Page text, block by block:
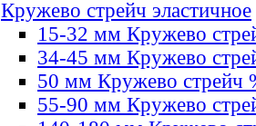
Кружево стрейч эластичное
15-32 мм Кружево
34-45 мм Кружево
50 мм Кружево стрейч
55-90 мм Кружево